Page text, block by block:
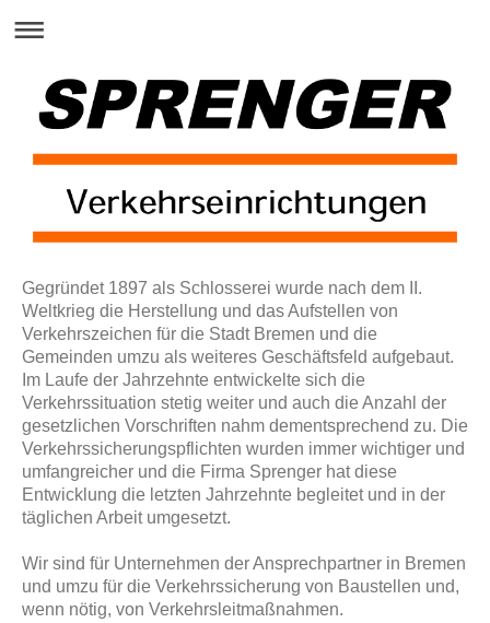
Gegründet 1897 als Schlosserei wurde nach dem II.
Weltkrieg die Herstellung und das Aufstellen von
Verkehrszeichen für die Stadt Bremen und die
Gemeinden umzu als weiteres Geschäftsfeld aufgebaut.
Im Laufe der Jahrzehnte entwickelte sich die
Verkehrssituation stetig weiter und auch die Anzahl der
gesetzlichen Vorschriften nahm dementsprechend zu. Die
Verkehrssicherungspflichten wurden immer wichtiger und
umfangreicher und die Firma Sprenger hat diese
Entwicklung die letzten Jahrzehnte begleitet und in der
täglichen Arbeit umgesetzt.
Wir sind für Unternehmen der Ansprechpartner in Bremen
und umzu für die Verkehrssicherung von Baustellen und,
wenn nötig, von Verkehrsleitmaßnahmen.